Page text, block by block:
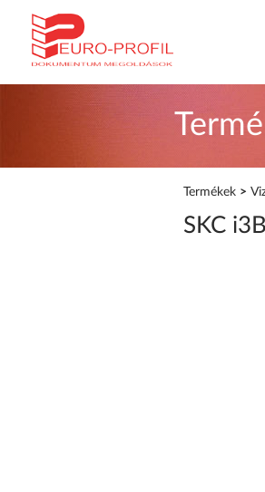
Termékek >
SKC